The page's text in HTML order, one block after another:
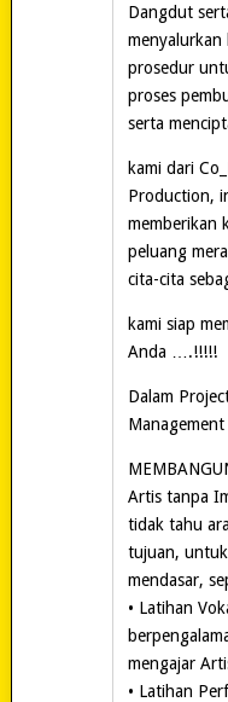
Dangdut
menyalurkan
prosedur
proses
serta
kami dari
Production,
memberikan
peluang
cita-cita
kami siap
Anda ….!!!!!
Dalam
Artis tanpa
tidak tahu
tujuan,
mendasar,
• Latihan
mengajar
• Latihan